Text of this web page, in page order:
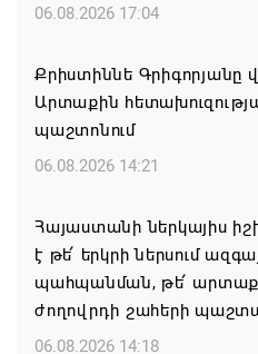
06.08.2026 17:04
Քրիստիննե Գրիգորյանը
Արտաքին
պաշտոնում
06.08.2026 14:21
Հայաստանի ներկայիս
է թե՛ երկրի ներսում
պահպանման, թե՛
ժողովրդի շահերի
06.08.2026 14:18